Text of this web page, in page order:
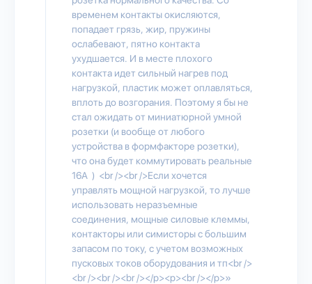
временем контакты окисляются,
попадает грязь, жир, пружины
ослабевают, пятно контакта
ухудшается. И в месте плохого
контакта идет сильный нагрев под
нагрузкой, пластик может оплавляться,
вплоть до возгорания. Поэтому я бы не
стал ожидать от миниатюрной умной
розетки (и вообще от любого
устройства в формфакторе розетки),
что она будет коммутировать реальные
16А ) <br /><br />Если хочется
управлять мощной нагрузкой, то лучше
использовать неразъемные
соединения, мощные силовые клеммы,
контакторы или симисторы с большим
запасом по току, с учетом возможных
пусковых токов оборудования и тп<br />
<br /><br /><br /></p><p><br /></p>»